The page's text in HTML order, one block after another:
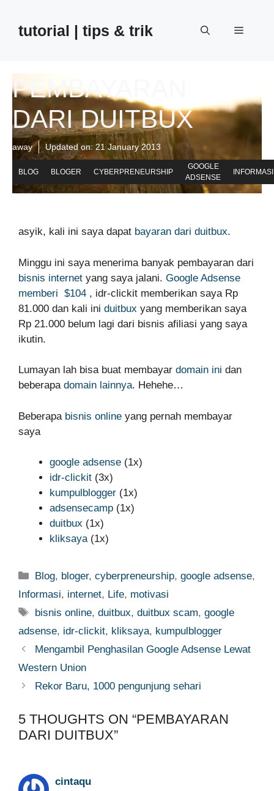
contenttutorial | tips & trik Menu
PEMBAYARAN
DARI DUITBUX
away Updated on:21 January 2013
BLOG BLOGER CYBERPRENEURSHIP
GOOGLE
ADSENSE
INFORMASI
asyik, kali ini saya dapat bayaran dari duitbux.
Minggu ini saya menerima banyak pembayaran dari
bisnis internet yang saya jalani. Google Adsense
memberi $104 , idr-clickit memberikan saya Rp
81.000 dan kali ini duitbux yang memberikan saya
Rp 21.000 belum lagi dari bisnis afiliasi yang saya
ikutin.
Lumayan lah bisa buat membayar domain ini dan
beberapa domain lainnya. Hehehe…
Beberapa bisnis online yang pernah membayar
saya
google adsense (1x)
idr-clickit (3x)
kumpulblogger (1x)
adsensecamp (1x)
duitbux (1x)
kliksaya(1x)
Categories
Blog, bloger,cyberpreneurship,google adsense,
Informasi, internet, Life, motivasi
Tags
bisnis online,duitbux,duitbux scam,google
adsense, idr-clickit, kliksaya, kumpulblogger
Mengambil Penghasilan Google Adsense Lewat
Western Union
Rekor Baru, 1000 pengunjung sehari
5 THOUGHTS ON “PEMBAYARAN
DARI DUITBUX”
cintaqu